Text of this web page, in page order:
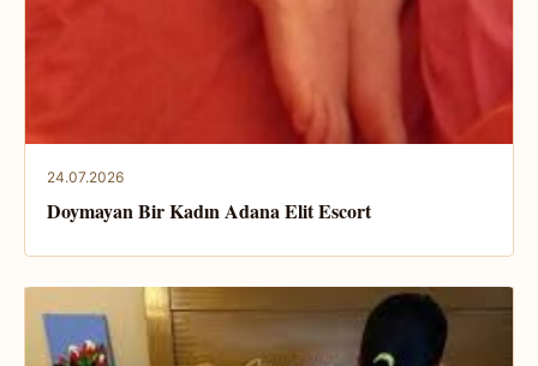
24.07.2026
Doymayan Bir Kadın Adana Elit Escort